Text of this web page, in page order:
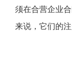
须在合营企业
来说，它们的